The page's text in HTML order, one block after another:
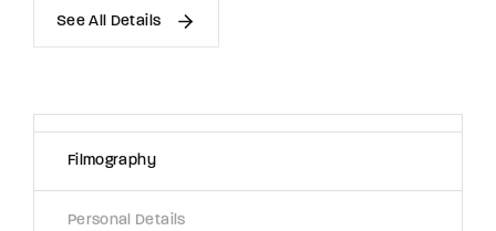
See All Details
Filmography
Personal Details